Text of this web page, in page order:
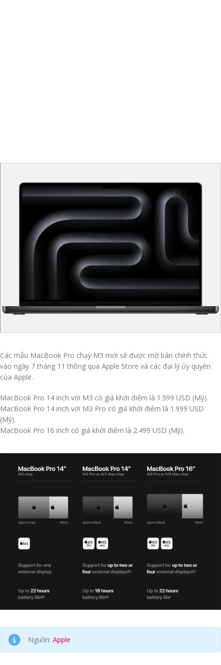
Các mẫu MacBook Pro chạy M3 mới sẽ được mở bán chính thức
vào ngày 7 tháng 11 thông qua Apple Store và các đại lý ủy quyền
của Apple.
MacBook Pro 14 inch với M3 có giá khởi điểm là 1.599 USD (Mỹ).
MacBook Pro 14 inch với M3 Pro có giá khởi điểm là 1.999 USD
(Mỹ).
MacBook Pro 16 inch có giá khởi điểm là 2.499 USD (Mỹ).
Nguồn: Apple